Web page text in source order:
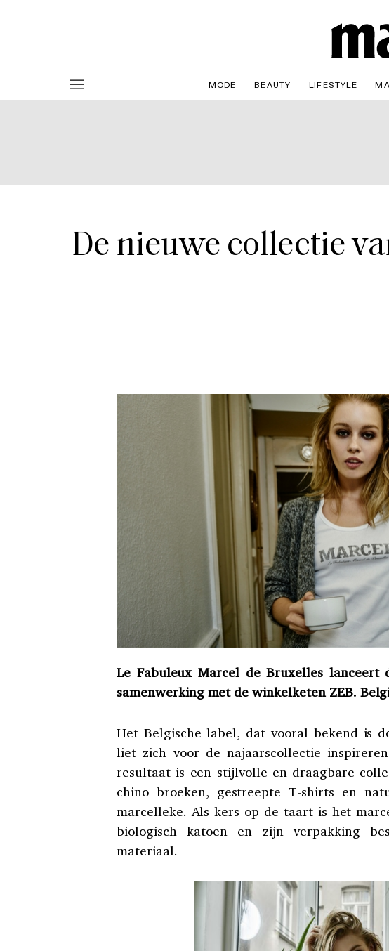
MODE BEAUTY LIFESTYLE
De nieuwe collectie
Le Fabuleux Marcel de Bruxelles
samenwerking met de winkelketen ZEB.
Het Belgische label, dat vooral bekend is
liet zich voor de najaarscollectie
resultaat is een stijlvolle en draagbare
chino broeken, gestreepte T-shirts en
marcelleke. Als kers op de taart is het
biologisch katoen en zijn verpakking
materiaal.